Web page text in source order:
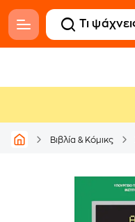
Βιβλία & Κόμικς